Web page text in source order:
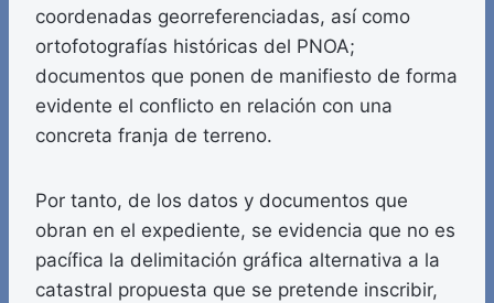
coordenadas georreferenciadas, así como
ortofotografías históricas del PNOA;
documentos que ponen de manifiesto de forma
evidente el conflicto en relación con una
concreta franja de terreno.
Por tanto, de los datos y documentos que
obran en el expediente, se evidencia que no es
pacífica la delimitación gráfica alternativa a la
catastral propuesta que se pretende inscribir,